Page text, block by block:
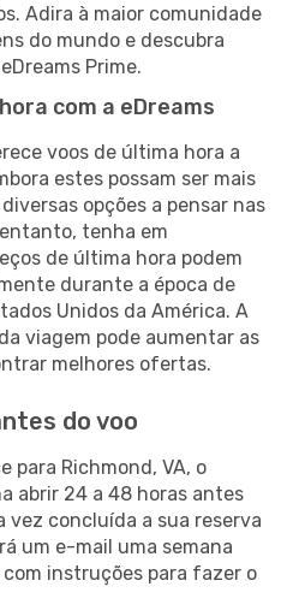
Adira à maior comunidade
do mundo e descubra
Prime.
com a eDreams
voos de última hora a
estes possam ser mais
opções a pensar nas
tenha em
de última hora podem
durante a época de
Unidos da América. A
viagem pode aumentar as
melhores ofertas.
do voo
para Richmond, VA, o
abrir 24 a 48 horas antes
vez concluída a sua reserva
um e-mail uma semana
instruções para fazer o